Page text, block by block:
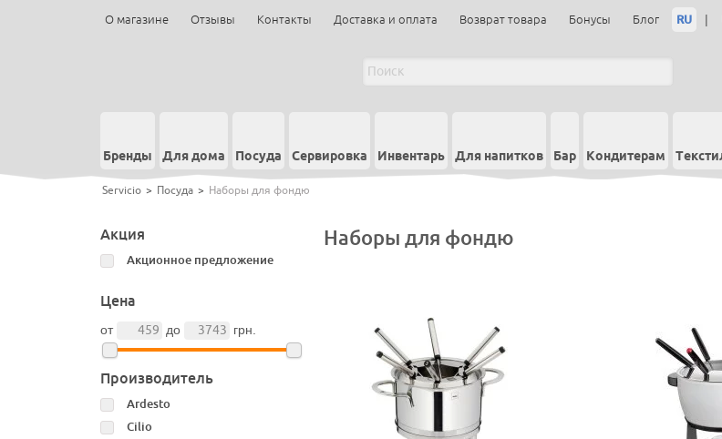
О магазине Отзывы Контакты Доставка и оплата Возврат товара Бонусы Блог RU |
Бренды Для дома Посуда Сервировка Инвентарь Для напитков Бар Кондитерам
Servicio > Посуда > Наборы для фондю
Акция
Акционное предложение
Цена
от до грн.
Производитель
Ardesto
Cilio
Наборы для фондю